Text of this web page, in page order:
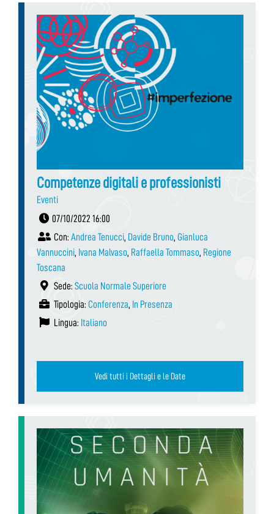
Competenze digitali e professionisti
Eventi
07/10/2022 16:00
Con: Andrea Tenucci, Davide Bruno, Gianluca
Vannuccini, Ivana Malvaso, Raffaella Tommaso, Regione
Toscana
Sede: Scuola Normale Superiore
Tipologia: Conferenza, In Presenza
Lingua: Italiano
Vedi tutti i Dettagli e le Date